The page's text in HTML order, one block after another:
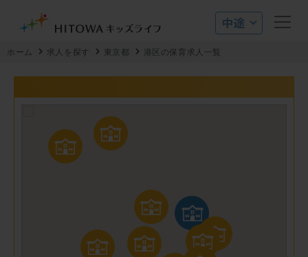
ホーム 求人を探す 東京都 港区の保育求人一覧